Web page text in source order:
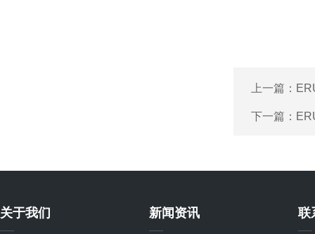
上一篇：
下一篇：
关于我们 新闻资讯 联